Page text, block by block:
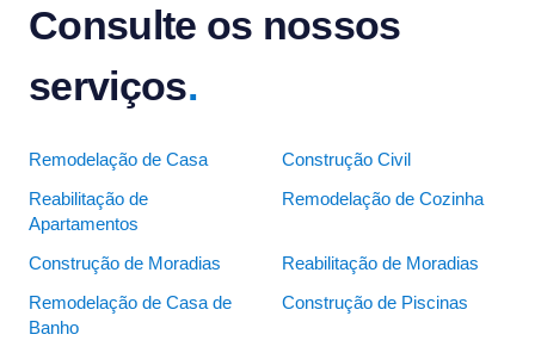
Consulte os nossos
serviços.
Remodelação de Casa Construção Civil
Reabilitação de
Apartamentos
Remodelação de Cozinha
Construção de Moradias Reabilitação de Moradias
Remodelação de Casa de
Banho
Construção de Piscinas